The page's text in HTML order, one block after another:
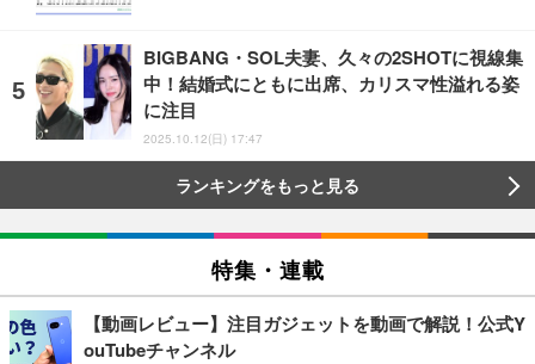
BIGBANG・SOL夫妻、久々の2SHOTに視線集
中！結婚式にともに出席、カリスマ性溢れる姿
に注目
2025.10.12(日) 17:47
ランキングをもっと見る
特集・連載
【動画レビュー】注目ガジェットを動画で解説！公式Y
ouTubeチャンネル